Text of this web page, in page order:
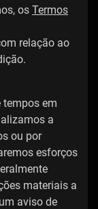
os Termos
relação ao
tempos em
a
ou por
esforços
materiais a
aviso de